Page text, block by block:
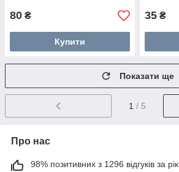
80 ₴
Купити
35 ₴
Показати ще
1 / 5
Про нас
98% позитивних з 1296 відгуків за рік